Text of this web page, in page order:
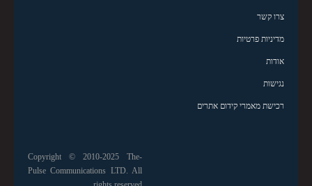
צרו קשר
מדיניות פרטיות
אודות
נגישות
רכישת מאמרי קידום אתרים
Copyright © 2010-2025 The-
Pulse Communications LTD. All